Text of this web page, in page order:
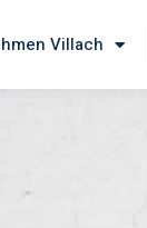
Villach